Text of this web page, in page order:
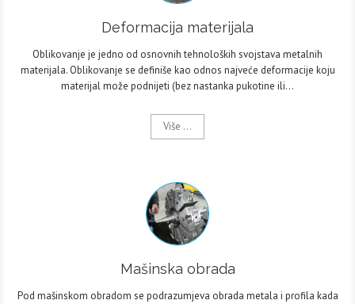
Deformacija materijala
Oblikovanje je jedno od osnovnih tehnoloških svojstava metalnih
materijala. Oblikovanje se definiše kao odnos najveće deformacije koju
materijal može podnijeti (bez nastanka pukotine ili…
Više ...
Mašinska obrada
Pod mašinskom obradom se podrazumjeva obrada metala i profila kada